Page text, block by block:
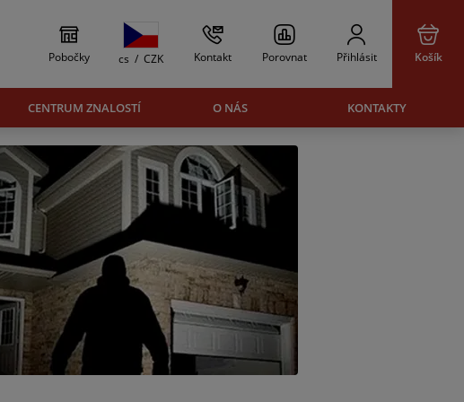
Pobočky cs / CZK Kontakt Porovnat Přihlásit Košík
CENTRUM ZNALOSTÍ O NÁS KONTAKTY